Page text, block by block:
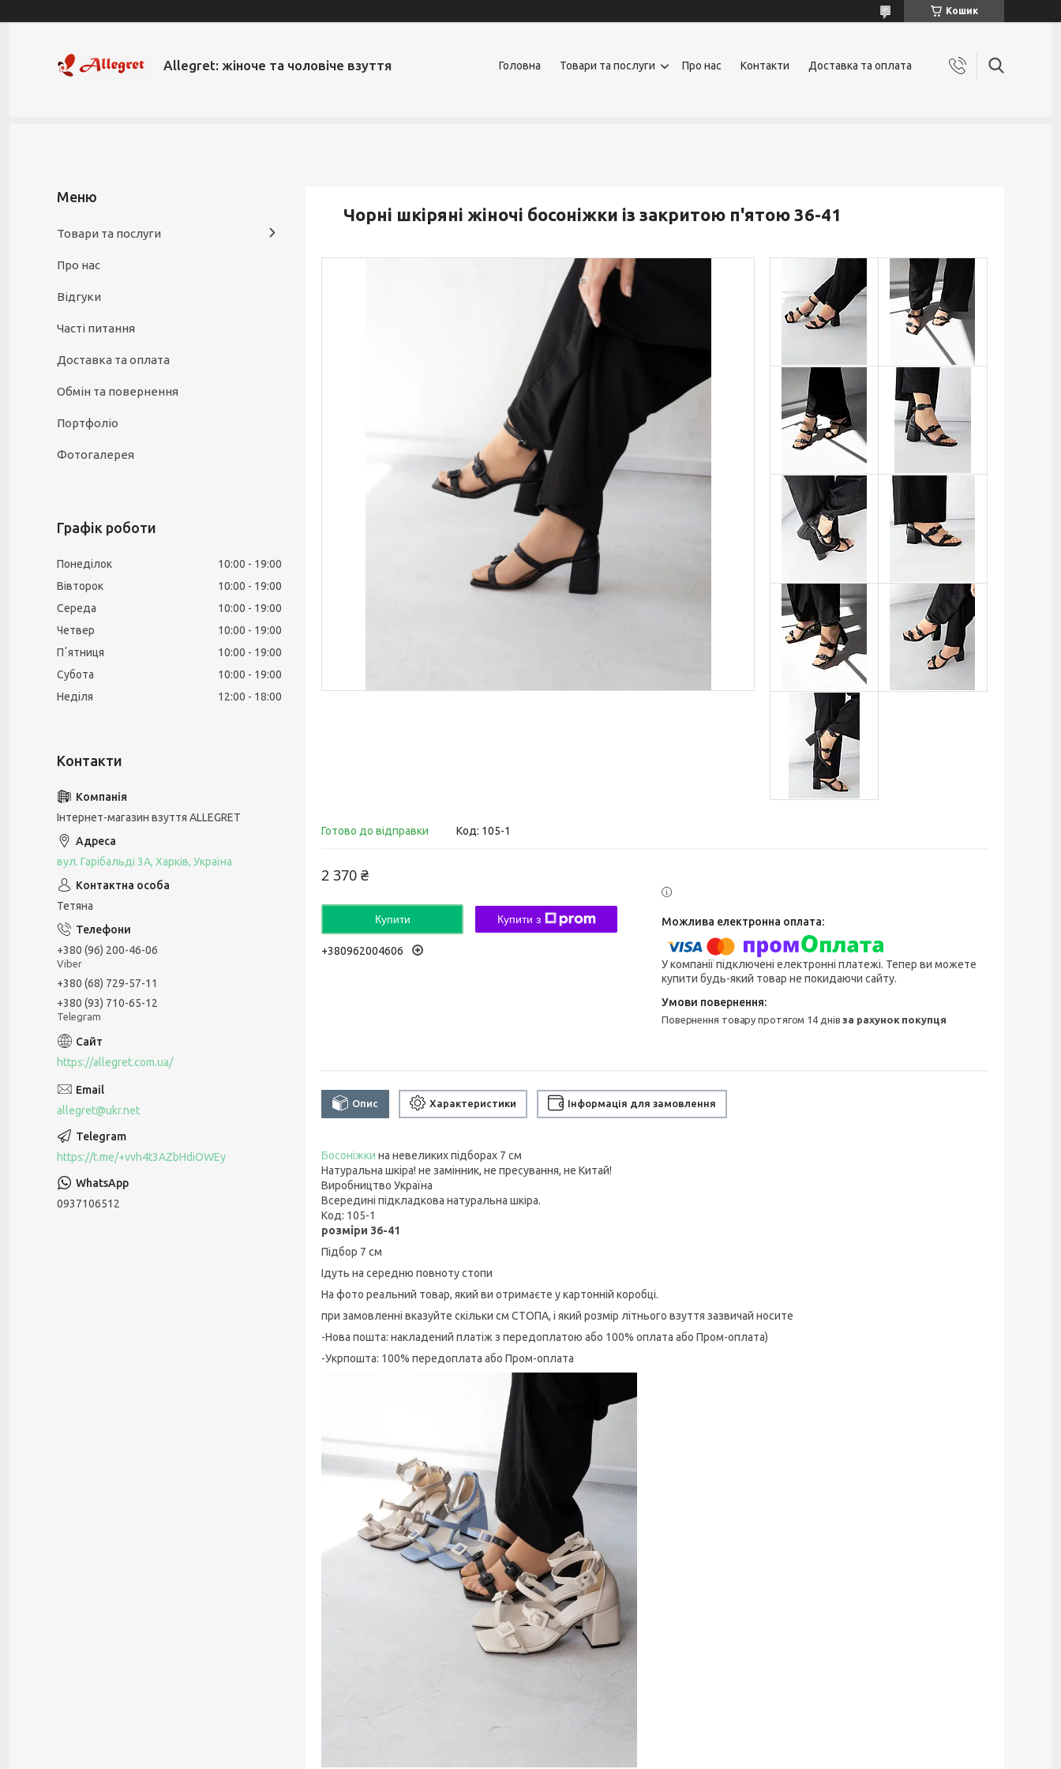
Кошик
Allegret: жіноче та чоловіче взуття Головна Товари та послуги Про нас Контакти Доставка та оплата
Чорні шкіряні жіночі босоніжки із закритою п'ятою 36-41
Готово до відправки Код: 105-1
2 370 ₴
Купити Купити з
+380962004606
У компанії підключені електронні платежі. Тепер ви можете
купити будь-який товар не покидаючи сайту.
повернення товару протягом 14 днівза рахунок покупця
Опис Характеристики Інформація для замовлення
Босоніжки на невеликих підборах 7 см
Натуральна шкіра! не замінник, не пресування, не Китай!
Виробництво Україна
Всередині підкладкова натуральна шкіра.
Код: 105-1
розміри 36-41
Підбор 7 см
Ідуть на середню повноту стопи
На фото реальний товар, який ви отримаєте у картонній коробці.
при замовленні вказуйте скільки см СТОПА, і який розмір літнього взуття зазвичай носите
-Нова пошта: накладений платіж з передоплатою або 100% оплата або Пром-оплата)
-Укрпошта: 100% передоплата або Пром-оплата
Товари та послуги
Про нас
Відгуки
Часті питання
Доставка та оплата
Обмін та повернення
Портфоліо
Фотогалерея
Графік роботи
Понеділок 10:00
19:00
Вівторок
10:00
19:00
Середа
10:00
19:00
Четвер
10:00
19:00
Пʼятниця
10:00
19:00
Субота
10:00
19:00
Неділя
12:00 18:00
Інтернет-магазин взуття ALLEGRET
вул. Гарібальді 3А, Харків, Україна
Тетяна
+380 (96) 200-46-06
Viber
+380 (68) 729-57-11
+380 (93) 710-65-12
Telegram
https://allegret.com.ua/
allegret@ukr.net
https://t.me/+vvh4t3AZbHdiOWEy
0937106512